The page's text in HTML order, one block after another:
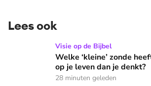
Lees ook
Welke ‘kleine’ zonde heeft meer
Visie op de Bijbel
Welke ‘kleine’ zonde
op je leven dan je denkt?
28 minuten geleden